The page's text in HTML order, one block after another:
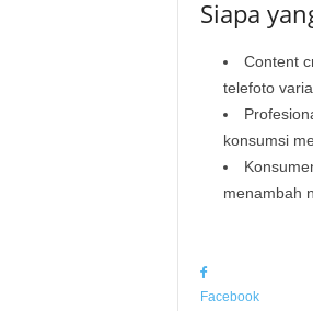
Siapa
Content
telefoto
konsumsi
menambah
Facebook